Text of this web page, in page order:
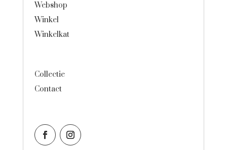
Webshop
Winkel
Winkelkat
Collectie
Contact